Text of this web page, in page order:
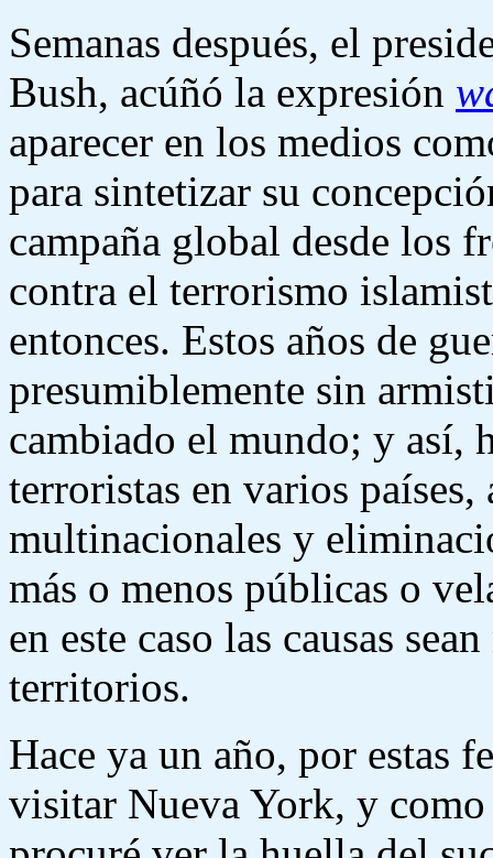
Semanas después, el
Bush, acúñó la expresión
aparecer en los medios
para sintetizar su
campaña global desde los
contra el terrorismo
entonces. Estos años de
presumiblemente sin
cambiado el mundo; y así,
terroristas en varios países,
multinacionales y
más o menos públicas o
en este caso las causas
territorios.
Hace ya un año, por estas
visitar Nueva York, y